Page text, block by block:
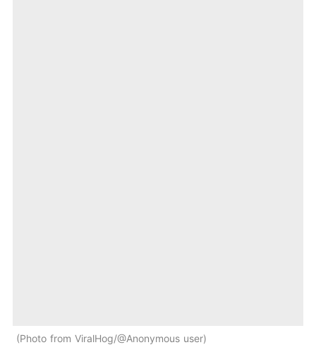
Photo from ViralHog/@Anonymous user